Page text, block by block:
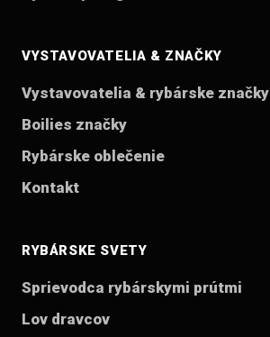
VYSTAVOVATELIA & ZNAČKY
Vystavovatelia & rybárske značky
Boilies značky
Rybárske oblečenie
Kontakt
RYBÁRSKE SVETY
Sprievodca rybárskymi prútmi
Lov dravcov